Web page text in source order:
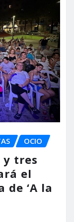
OCIO
y tres
el
de ‘A la